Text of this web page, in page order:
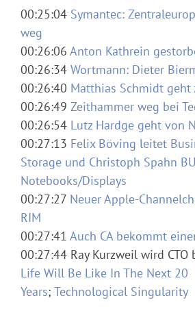
00:25:04 Symantec:
weg
00:26:06 Anton Kathrein
00:26:34 Wortmann: Dieter
00:26:40 Matthias Schmidt geht
00:26:49 Zeithammer weg bei
00:26:54 Lutz Hardge geht von
00:27:13 Felix Böving leitet
Storage und Christoph Spahn
Notebooks/Displays
00:27:27 Neuer Apple-
RIM
00:27:41 Auch CA bekommt
00:27:44 Ray Kurzweil wird CTO
Life Will Be Like In The Next 20
Years; Technological Singularity